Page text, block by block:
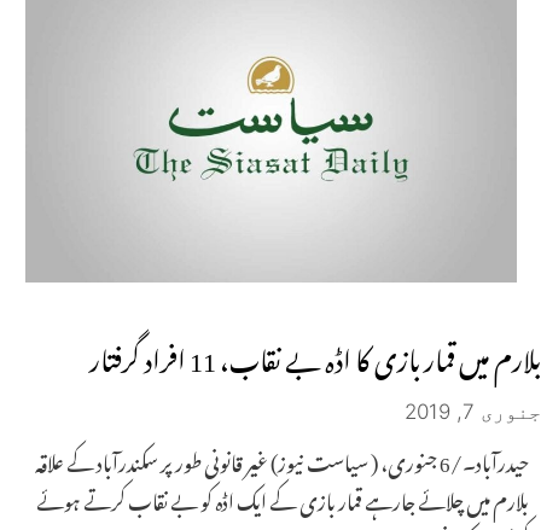
بلارم میں قمار بازی کا اڈہ بے نقاب، 11 افراد گرفتار
جنوری 7, 2019
حیدرآباد۔/6 جنوری، ( سیاست نیوز) غیر قانونی طور پر سکندرآباد کے علاقہ
بلارم میں چلائے جارہے قمار بازی کے ایک اڈہ کو بے نقاب کرتے ہوئے